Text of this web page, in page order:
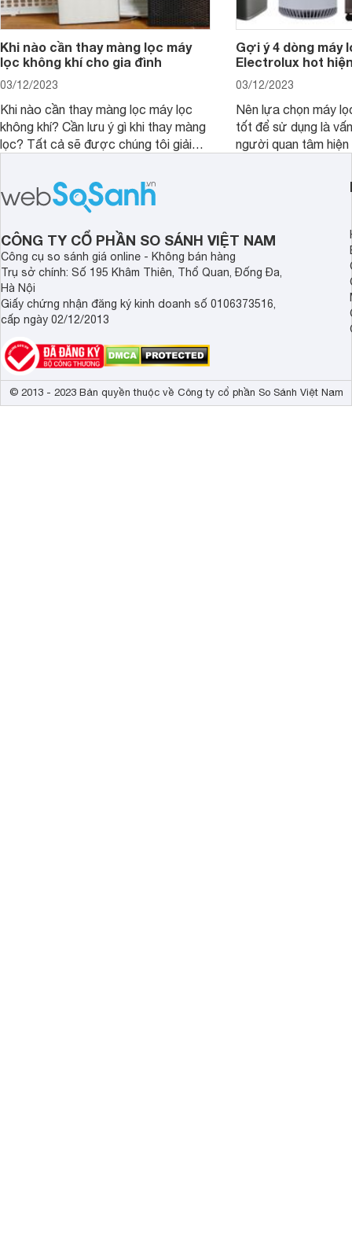
Khi nào cần thay màng lọc máy
lọc không khí cho gia đình
03/12/2023
Khi nào cần thay màng lọc máy lọc
không khí? Cần lưu ý gì khi thay màng
lọc? Tất cả sẽ được chúng tôi giải
Gợi ý 4 dòng máy
Electrolux hot
03/12/2023
Nên lựa chọn máy
tốt để sử dụng là
người quan tâm hiện
bạn 4 dòng máy lọc
Electrolux đang hot
CÔNG TY CỔ PHẦN SO SÁNH VIỆT NAM
Công cụ so sánh giá online - Không bán hàng
Trụ sở chính: Số 195 Khâm Thiên, Thổ Quan, Đống Đa,
Hà Nội
Giấy chứng nhận đăng ký kinh doanh số 0106373516,
cấp ngày 02/12/2013
© 2013 - 2023 Bản quyền thuộc về Công ty cổ phần So Sánh Việt Nam